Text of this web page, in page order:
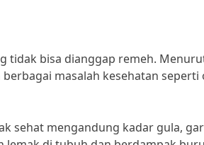
tidak bisa dianggap remeh.
masalah kesehatan seperti
sehat mengandung kadar gula,